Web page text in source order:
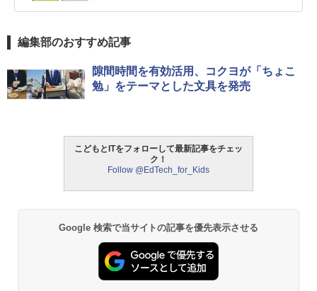
編集部のおすすめ記事
隙間時間を有効活用、コクヨが「ちょこ
勉」をテーマとした文具を発売
こどもとITをフォローして最新記事をチェッ
ク！
Follow @EdTech_for_Kids
Google 検索で当サイトの記事を優先表示させる